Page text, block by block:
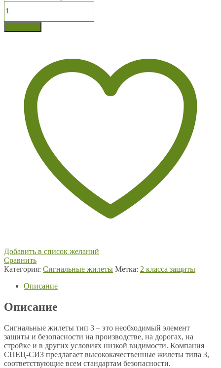
Добавить в список желаний
Сравнить
Категория: Сигнальные жилеты Метка: 2 класса защиты
Описание
Описание
Сигнальные жилеты тип 3 – это необходимый элемент
защиты и безопасности на производстве, на дорогах, на
стройке и в других условиях низкой видимости. Компания
СПЕЦ-СИЗ предлагает высококачественные жилеты типа 3,
соответствующие всем стандартам безопасности.